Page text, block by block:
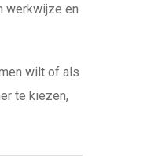
werkwijze en
wilt of als
te kiezen,